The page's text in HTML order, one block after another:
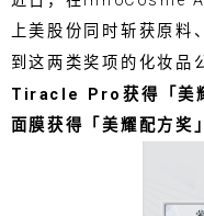
上美股份同时斩获原
到这两类奖项的化妆品
Tiracle Pro获得「美
面膜获得「美耀配方奖